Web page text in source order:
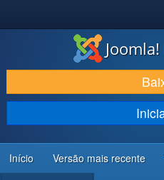
BAIXAR E APRIMORAR
DESCUBRA & APRENDA
COMUNIDADE & SUPORTE
RECURSOS PARA
Início Versão mais recente